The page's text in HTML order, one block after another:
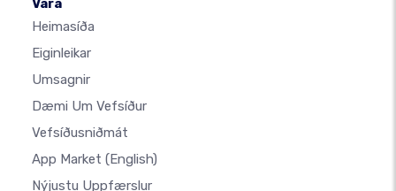
Vara
Heimasíða
Eiginleikar
Umsagnir
Dæmi Um Vefsíður
Vefsíðusniðmát
App Market (English)
Nýjustu Uppfærslur